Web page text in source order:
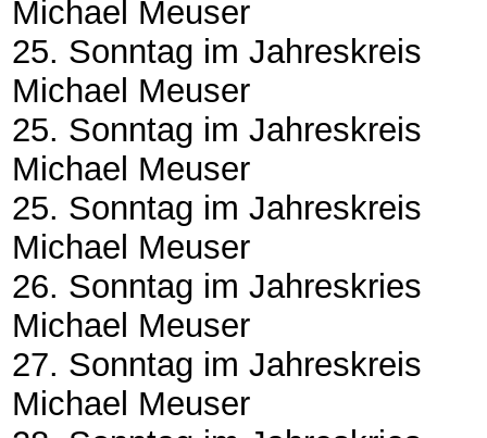
Michael Meuser
25. Sonntag im Jahreskreis
Michael Meuser
25. Sonntag im Jahreskreis
Michael Meuser
25. Sonntag im Jahreskreis
Michael Meuser
26. Sonntag im Jahreskries
Michael Meuser
27. Sonntag im Jahreskreis
Michael Meuser